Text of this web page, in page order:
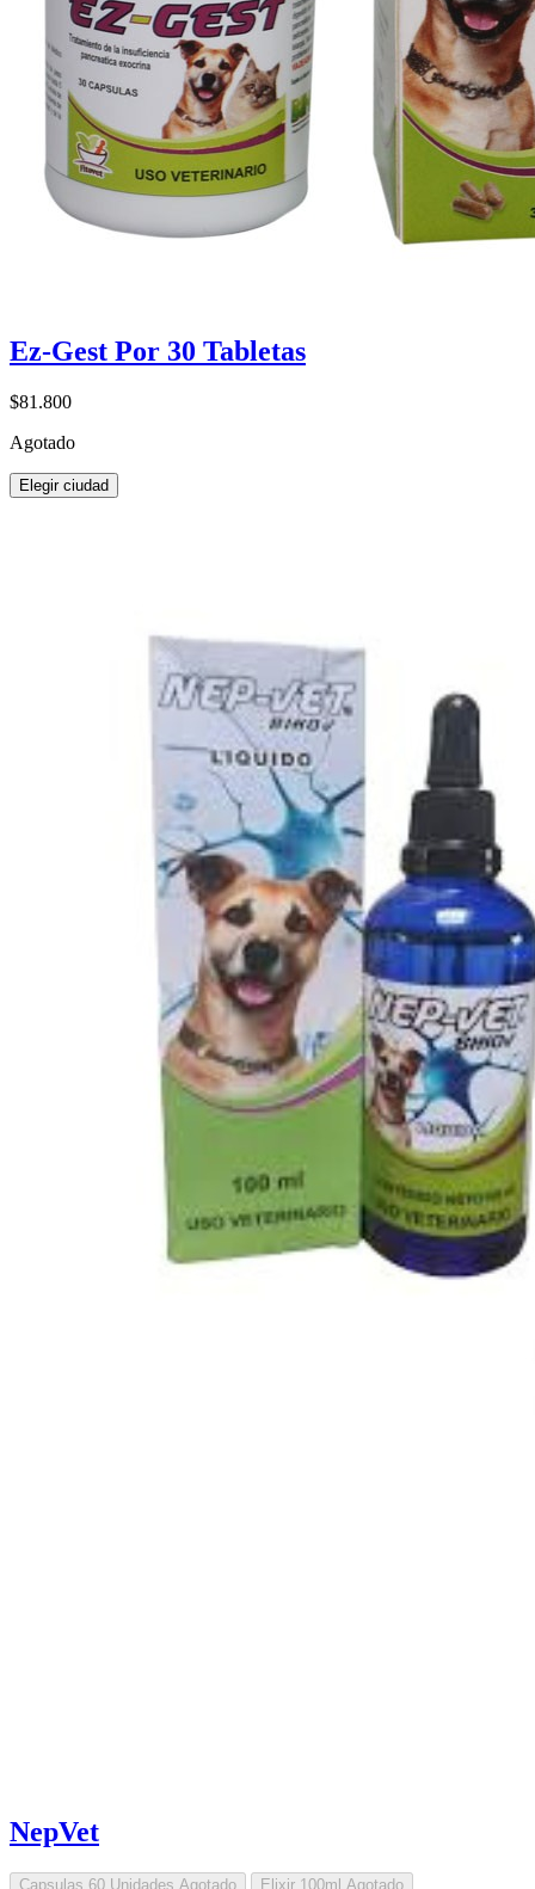
Ez-Gest Por 30 Tabletas
$81.800
Agotado
Elegir ciudad
NepVet
Capsulas 60 Unidades Agotado Elixir 100ml Agotado